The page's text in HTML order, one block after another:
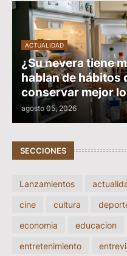
ACTUALIDAD
¿Su nevera tiene
hablan de hábitos
conservar mejor
agosto 05, 2026
SECCIONES
Lanzamientos
cine
cultura
economia
educacion
entretenimiento